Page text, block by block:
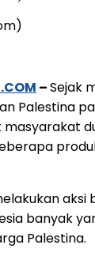
–Sejak
Palestina
aksi
banyak
Palestina.